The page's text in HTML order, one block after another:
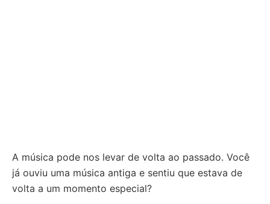
A música pode nos levar de volta ao passado. Você
já ouviu uma música antiga e sentiu que estava de
volta a um momento especial?